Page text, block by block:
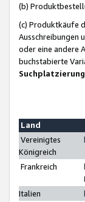
(b)
(c) Produktkäufe
Ausschreibungen
oder eine andere
buchstabierte
Suchplatzierung
Land
Vereinigtes
Königreich
Frankreich
Italien